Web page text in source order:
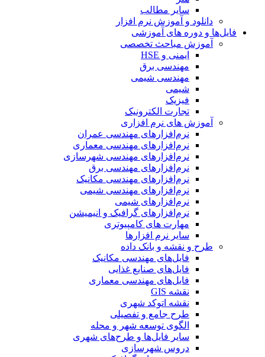
سایر مطالب
دانلود و آموزش نرم افزار
فایل‌ها و دوره های آموزشی
آموزش مباحث تخصصی
ایمنی و HSE
مهندسی برق
مهندسی شیمی
شیمی
فیزیک
تجارت الکترونیک
آموزش های نرم افزاری
نرم‌افزارهای مهندسی عمران
نرم‌افزارهای مهندسی معماری
نرم‌افزارهای مهندسی شهرسازی
نرم‌افزارهای مهندسی برق
نرم‌افزارهای مهندسی مکانیک
نرم‌افزارهای مهندسی شیمی
نرم‌افزارهای شیمی
نرم‌افزارهای گرافیک و انیمیشن
مهارت های کامپیوتری
سایر نرم افزارها
طرح و نقشه و بانک داده
فایل‌های مهندسی مکانیک
فایل‌های صنایع غذایی
فایل‌های مهندسی معماری
نقشه GIS
نقشه اتوکد شهری
طرح جامع و تفصیلی
الگوی توسعه شهر و محله
سایر فایل‌ها و طرح‌های شهری
دروس شهرسازی